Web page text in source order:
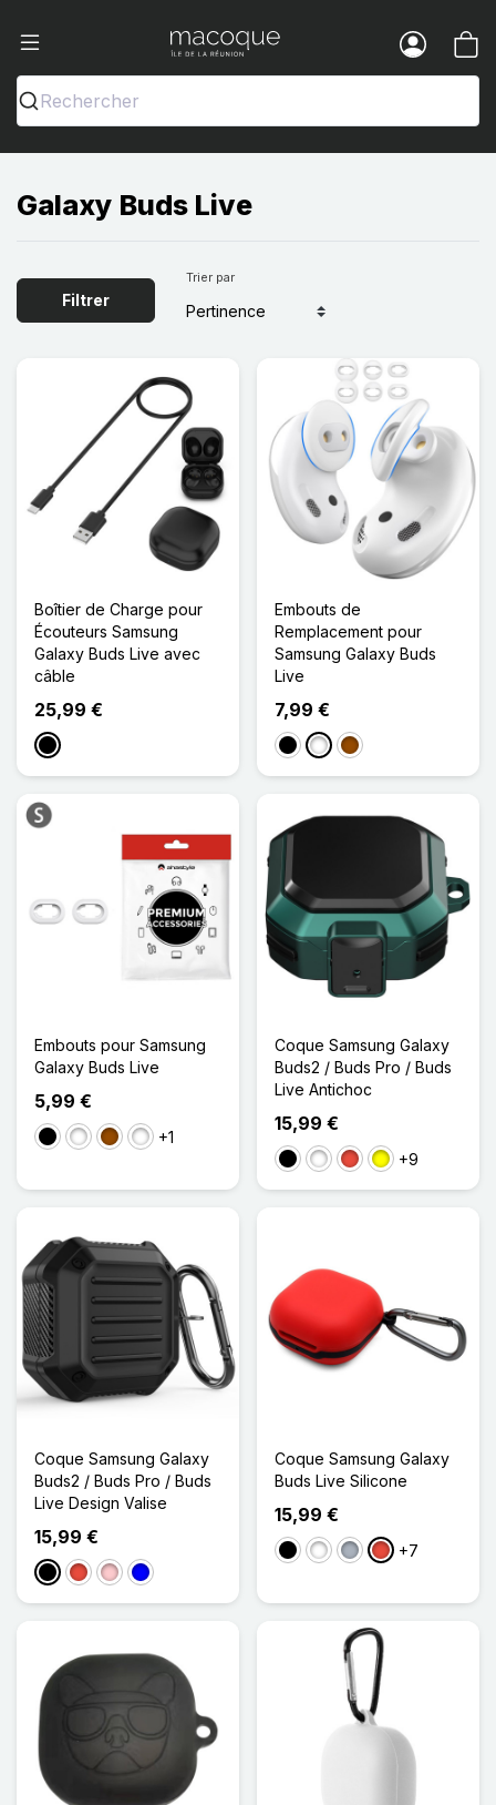
Ma Coque - Coques et Accessoires
Rechercher
Galaxy Buds Live
Filtrer
Trier par
Boîtier de Charge pour
Écouteurs Samsung
Galaxy Buds Live avec
câble
25,99 €
Noir
Embouts de
Remplacement pour
Samsung Galaxy Buds
Live
7,99 €
NoirBlancMarron
Embouts pour Samsung
Galaxy Buds Live
5,99 €
NoirBlancMarronMarron/M
+1
Coque Samsung Galaxy
Buds2 / Buds Pro / Buds
Live Antichoc
15,99 €
NoirBlancRougeJaune
+9
Coque Samsung Galaxy
Buds2 / Buds Pro / Buds
Live Design Valise
15,99 €
NoirRougeRoseBleu
Coque Samsung Galaxy
Buds Live Silicone
15,99 €
NoirBlancGris Rouge
+7